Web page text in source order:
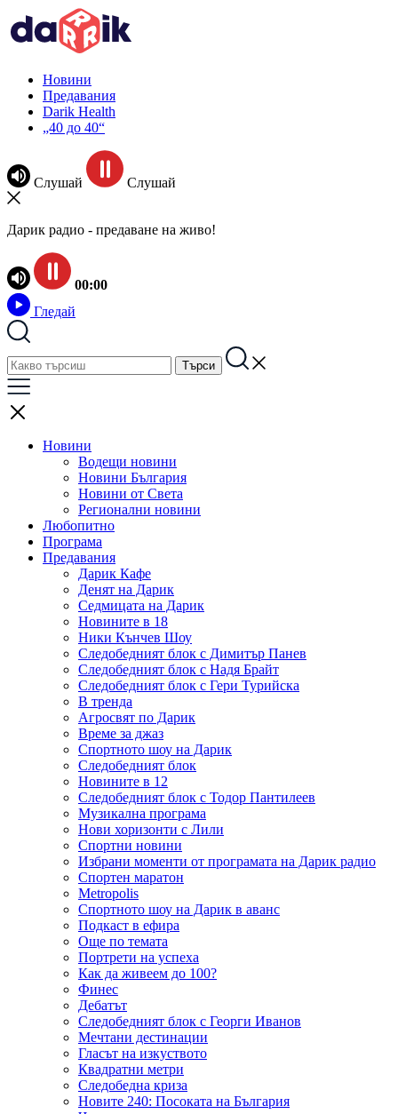
Новини
Предавания
Darik Health
„40 до 40“
Слушай Слушай
Дарик радио - предаване на живо!
00:00
Гледай
Новини
Водещи новини
Новини България
Новини от Света
Регионални новини
Любопитно
Програма
Предавания
Дарик Кафе
Денят на Дарик
Седмицата на Дарик
Новините в 18
Ники Кънчев Шоу
Следобедният блок с Димитър Панев
Следобедният блок с Надя Брайт
Следобедният блок с Гери Турийска
В тренда
Агросвят по Дарик
Време за джаз
Спортното шоу на Дарик
Следобедният блок
Новините в 12
Следобедният блок с Тодор Пантилеев
Музикална програма
Нови хоризонти с Лили
Спортни новини
Избрани моменти от програмата на Дарик радио
Спортен маратон
Metropolis
Спортното шоу на Дарик в аванс
Подкаст в ефира
Още по темата
Портрети на успеха
Как да живеем до 100?
Финес
Дебатът
Следобедният блок с Георги Иванов
Мечтани дестинации
Гласът на изкуството
Квадратни метри
Следобедна криза
Новите 240: Посоката на България